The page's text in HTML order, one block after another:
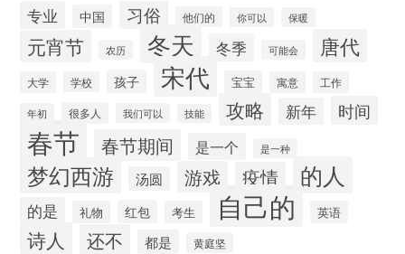
专业 中国 习俗 他们的 你可以 保暖
元宵节 农历 冬天 冬季 可能会 唐代
大学 学校 孩子 宋代 宝宝 寓意 工作
年初 很多人 我们可以 技能 攻略 新年 时间
春节 春节期间 是一个 是一种
梦幻西游 汤圆 游戏 疫情 的人
的是 礼物 红包 考生 自己的 英语
诗人 还不 都是 黄庭坚